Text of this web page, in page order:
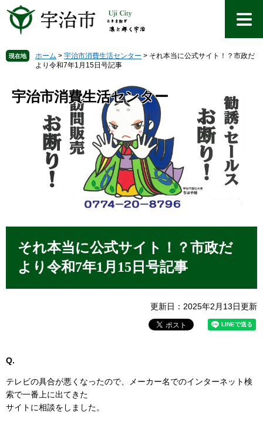
先を 現在地 ホーム > 宇治市消費生活センター > それ本当に公式サイト！？市政だ
より令和7年1月15日号記事
宇治市消費生活センター
それ本当に公式サイト！？市政だ
より令和7年1月15日号記事
更新日：2025年2月13日更新
Q.
テレビの具合が悪くなったので、メーカー名でのインターネット検
索で一番上に出てきた
サイトに相談をしました。